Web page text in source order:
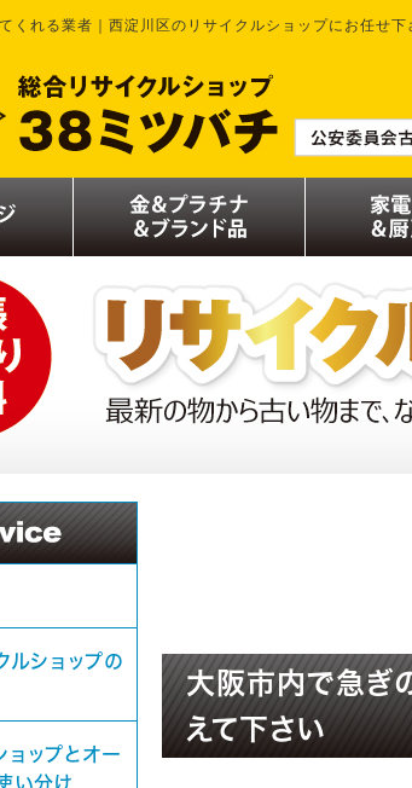
くれる業者｜西淀川区のリサイクルショップにお任せ下
ルショップの
ョップとオー
い分け
大阪市内で急ぎ
えて下さい